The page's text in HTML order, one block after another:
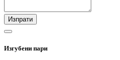
Изпрати
Изгубени пари